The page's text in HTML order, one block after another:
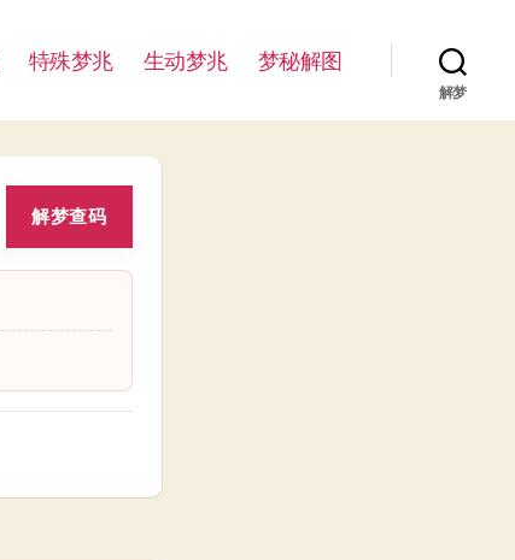
特殊梦兆 生动梦兆 梦秘解图
解梦
解梦查码